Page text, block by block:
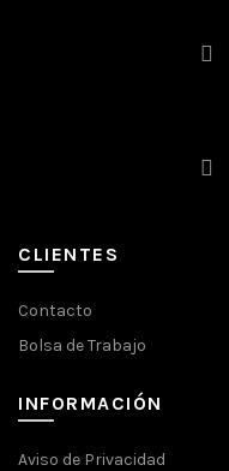
CLIENTES
Contacto
Bolsa de Trabajo
INFORMACIÓN
Aviso de Privacidad